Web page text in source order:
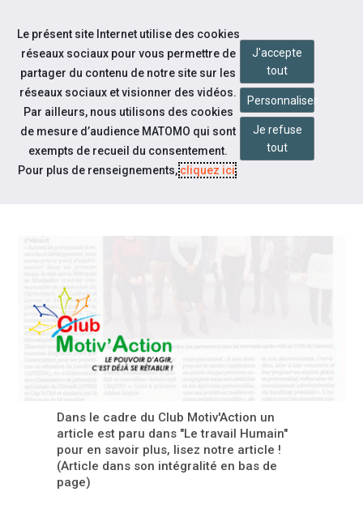
Aller au contenu
Notre actualité
LE TRAVAIL HUMAIN X CLUB
Dans le cadre du Club Motiv'Action un
article est paru dans "Le travail Humain"
pour en savoir plus, lisez notre article !
(Article dans son intégralité en bas de
page)
Le présent site Internet utilise des cookies
réseaux sociaux pour vous permettre de
partager du contenu de notre site sur les
réseaux sociaux et visionner des vidéos.
Par ailleurs, nous utilisons des cookies
de mesure d’audience MATOMO qui sont
exempts de recueil du consentement.
Pour plus de renseignements,cliquez ici.
J'accepte
tout
Personnaliser
Je refuse
tout